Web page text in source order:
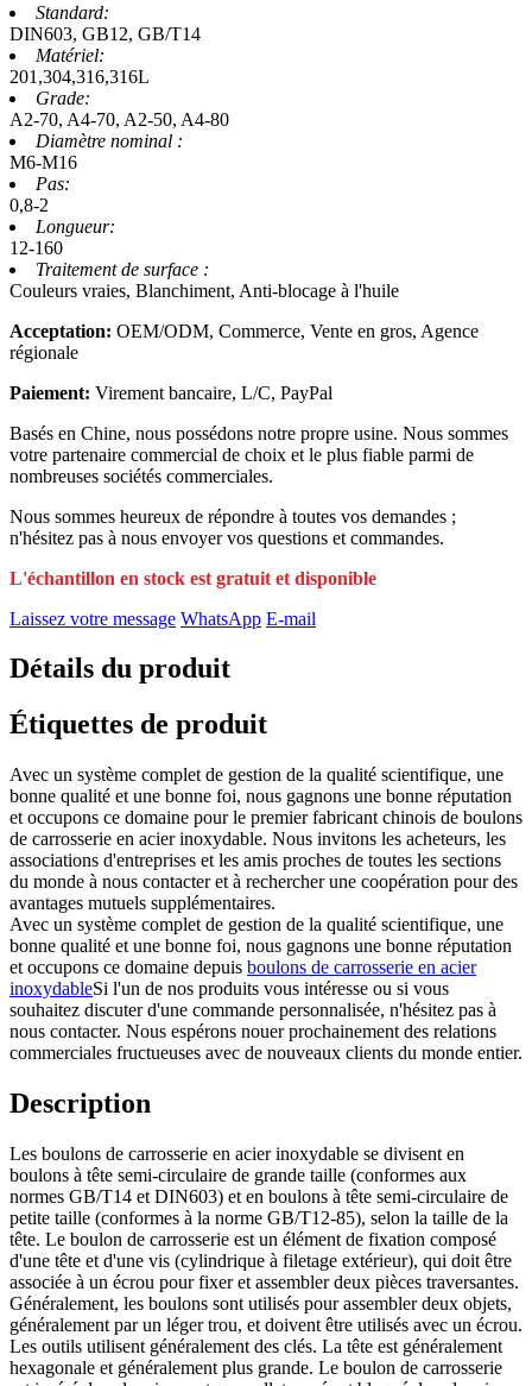
Standard:
DIN603, GB12, GB/T14
Matériel:
201,304,316,316L
Grade:
A2-70, A4-70, A2-50, A4-80
Diamètre nominal :
M6-M16
Pas:
0,8-2
Longueur:
12-160
Traitement de surface :
Couleurs vraies, Blanchiment, Anti-blocage à l'huile
Acceptation: OEM/ODM, Commerce, Vente en gros, Agence
régionale
Paiement: Virement bancaire, L/C, PayPal
Basés en Chine, nous possédons notre propre usine. Nous sommes
votre partenaire commercial de choix et le plus fiable parmi de
nombreuses sociétés commerciales.
Nous sommes heureux de répondre à toutes vos demandes ;
n'hésitez pas à nous envoyer vos questions et commandes.
L'échantillon en stock est gratuit et disponible
Laissez votre message WhatsApp E-mail
Détails du produit
Étiquettes de produit
Avec un système complet de gestion de la qualité scientifique, une
bonne qualité et une bonne foi, nous gagnons une bonne réputation
et occupons ce domaine pour le premier fabricant chinois de boulons
de carrosserie en acier inoxydable. Nous invitons les acheteurs, les
associations d'entreprises et les amis proches de toutes les sections
du monde à nous contacter et à rechercher une coopération pour des
avantages mutuels supplémentaires.
Avec un système complet de gestion de la qualité scientifique, une
bonne qualité et une bonne foi, nous gagnons une bonne réputation
et occupons ce domaine depuis boulons de carrosserie en acier
inoxydableSi l'un de nos produits vous intéresse ou si vous
souhaitez discuter d'une commande personnalisée, n'hésitez pas à
nous contacter. Nous espérons nouer prochainement des relations
commerciales fructueuses avec de nouveaux clients du monde entier.
Description
Les boulons de carrosserie en acier inoxydable se divisent en
boulons à tête semi-circulaire de grande taille (conformes aux
normes GB/T14 et DIN603) et en boulons à tête semi-circulaire de
petite taille (conformes à la norme GB/T12-85), selon la taille de la
tête. Le boulon de carrosserie est un élément de fixation composé
d'une tête et d'une vis (cylindrique à filetage extérieur), qui doit être
associée à un écrou pour fixer et assembler deux pièces traversantes.
Généralement, les boulons sont utilisés pour assembler deux objets,
généralement par un léger trou, et doivent être utilisés avec un écrou.
Les outils utilisent généralement des clés. La tête est généralement
hexagonale et généralement plus grande. Le boulon de carrosserie